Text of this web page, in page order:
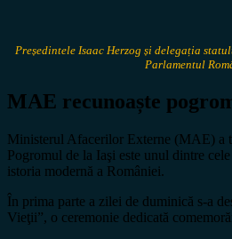
Președintele Isaac Herzog și delegația
Parlamentul
MAE recunoaște
Ministerul Afacerilor Externe (MAE) a
Pogromul de la Iaşi este unul dintre
istoria modernă a României.
În prima parte a zilei de duminică s-a
Vieţii”, o ceremonie dedicată